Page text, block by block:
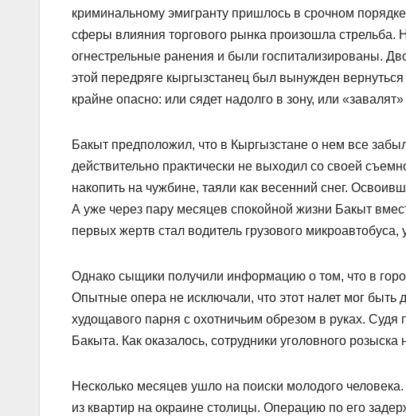
криминальному эмигранту пришлось в срочном
сферы влияния торгового рынка произошла стрельба.
огнестрельные ранения и были госпитализированы.
этой передряге кыргызстанец был вынужден
крайне опасно: или сядет надолго в зону, или
Бакыт предположил, что в Кыргызстане о нем все
действительно практически не выходил со своей
накопить на чужбине, таяли как весенний снег.
А уже через пару месяцев спокойной жизни Бакыт
первых жертв стал водитель грузового микроавтобуса,
Однако сыщики получили информацию о том, что в
Опытные опера не исключали, что этот налет мог быть
худощавого парня с охотничьим обрезом в руках.
Бакыта. Как оказалось, сотрудники уголовного розыска
Несколько месяцев ушло на поиски молодого
из квартир на окраине столицы. Операцию по его